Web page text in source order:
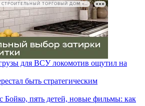
РЕКЛАМА • ООО СТРОИТЕЛЬНЫЙ ТОРГОВЫЙ ДОМ «ПЕТРОВИЧ», ИНН 7802348846
для ВСУ локомотив ощутил на
быть стратегическим
Бойко, пять детей, новые фильмы: как